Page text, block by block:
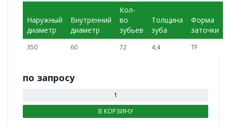
Наружный
диаметр
Внутренний
диаметр
Кол-
во
зубьев
Толщина
зуба
Форма
заточки
350 60 72 4,4 TF
по запросу
В КОРЗИНУ